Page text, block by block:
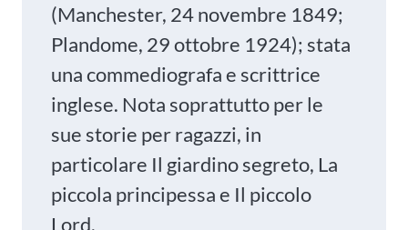
(Manchester, 24 novembre 1849;
Plandome, 29 ottobre 1924); stata
una commediografa e scrittrice
inglese. Nota soprattutto per le
sue storie per ragazzi, in
particolare Il giardino segreto, La
piccola principessa e Il piccolo
Lord.